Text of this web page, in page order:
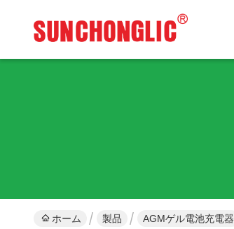
ホーム 製品 AGMゲル電池充電器